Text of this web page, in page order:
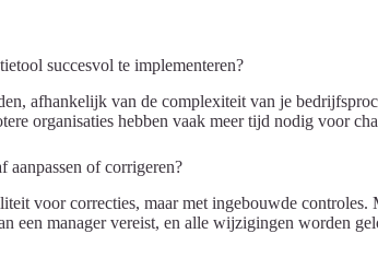
succesvol te implementeren?
afhankelijk van de complexiteit van je
organisaties hebben vaak meer tijd nodig voor
aanpassen of corrigeren?
voor correcties, maar met ingebouwde
een manager vereist, en alle wijzigingen worden